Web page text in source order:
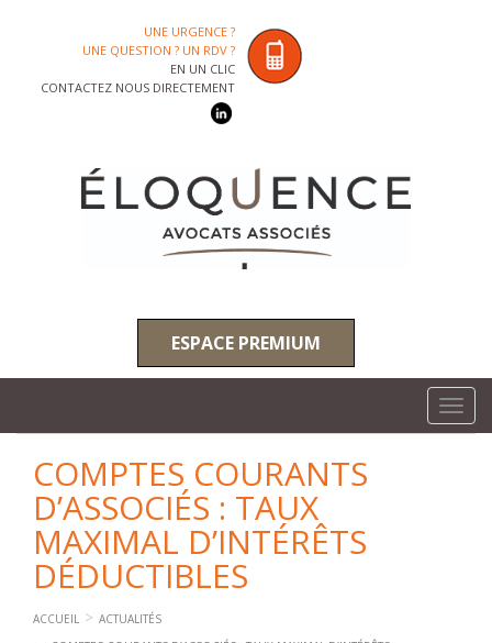
UNE URGENCE ?
UNE QUESTION ? UN RDV ?
EN UN CLIC
CONTACTEZ NOUS DIRECTEMENT
ESPACE PREMIUM
COMPTES COURANTS
D’ASSOCIÉS : TAUX
MAXIMAL D’INTÉRÊTS
DÉDUCTIBLES
ACCUEIL
ACTUALITÉS